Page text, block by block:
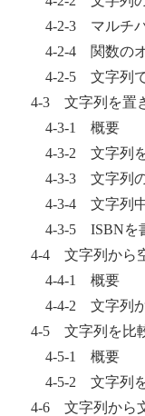
4-2-3 マルチバ
4-2-4 関数のオ
4-2-5 文字列で
4-3 文字列を置
4-3-1 概要
4-3-2 文字列を
4-3-3 文字列の
4-3-4 文字列中
4-3-5 ISBNを書
4-4 文字列から
4-4-1 概要
4-4-2 文字列か
4-5 文字列を比
4-5-1 概要
4-5-2 文字列を
4-6 文字列から